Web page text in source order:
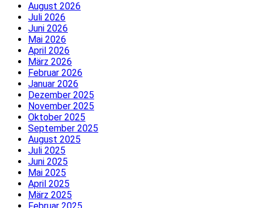
August 2026
Juli 2026
Juni 2026
Mai 2026
April 2026
März 2026
Februar 2026
Januar 2026
Dezember 2025
November 2025
Oktober 2025
September 2025
August 2025
Juli 2025
Juni 2025
Mai 2025
April 2025
März 2025